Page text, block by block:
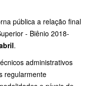
pública a relação final
- Biênio 2018-
.
administrativos
regularmente